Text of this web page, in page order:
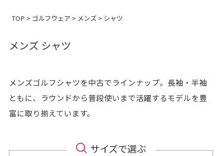
TOP > ゴルフウェア > メンズ> シャツ
メンズ シャツ
メンズゴルフシャツを中古でラインナップ。長袖・半袖
ともに、ラウンドから普段使いまで活躍するモデルを豊
富に取り揃えています。
サイズで選ぶ